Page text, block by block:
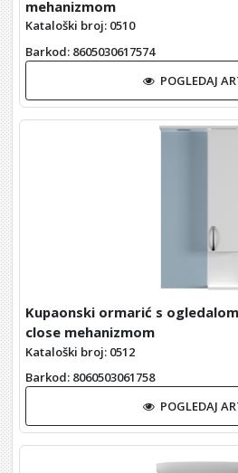
mehanizmom
Kataloški broj: 0510
Barkod: 8605030617574
POGLEDAJ
Kupaonski ormarić s
close mehanizmom
Kataloški broj: 0512
Barkod: 8060503061758
POGLEDAJ